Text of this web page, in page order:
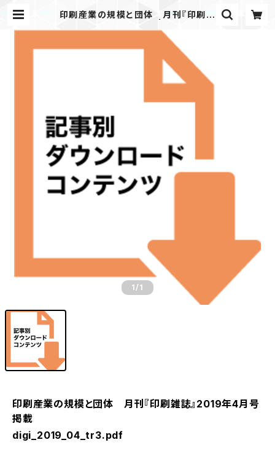
印刷産業の規模と団体 月刊『印刷雑
INTER WEB SHOP
1 /1
印刷産業の規模と団体 月刊『印刷雑誌』2019年4月号
掲載
digi_2019_04_tr3.pdf